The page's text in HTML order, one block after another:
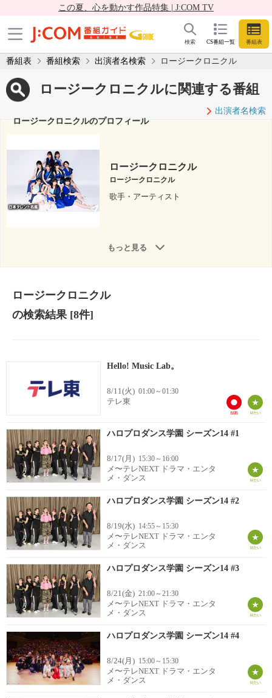
この夏、心を動かす作品特集 | J:COM TV
CS番組一覧 番組表
検索
番組表 番組検索 出演者名検索 ロージークロニクル
ロージークロニクルに関連する番組
出演者名検索
ロージークロニクルのプロフィール
ロージークロニクル
ロージークロニクル
歌手・アーティスト
もっと見る
ロージークロニクル
の検索結果[8件]
Hello! Music Lab。
8/11(火) 01:00～01:30
テレ東
ハロプロダンス学園 シーズン14 #1
8/17(月) 15:30～16:00
メ〜テレNEXT ドラマ・エンタ
メ・ダンス
ハロプロダンス学園 シーズン14 #2
8/19(水) 14:55～15:30
メ〜テレNEXT ドラマ・エンタ
メ・ダンス
ハロプロダンス学園 シーズン14 #3
8/21(金) 21:00～21:30
メ〜テレNEXT ドラマ・エンタ
メ・ダンス
ハロプロダンス学園 シーズン14 #4
8/24(月) 15:00～15:30
メ〜テレNEXT ドラマ・エンタ
メ・ダンス